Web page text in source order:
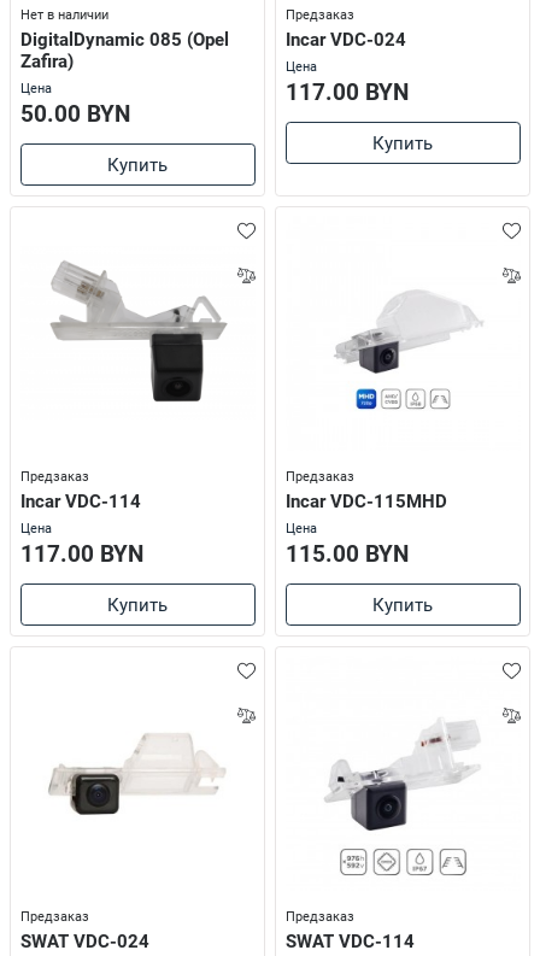
Нет в наличии
DigitalDynamic 085 (Opel
Zafira)
Цена
50.00 BYN
Купить
Предзаказ
Incar VDC-024
Цена
117.00 BYN
Купить
Предзаказ
Incar VDC-114
Цена
117.00 BYN
Купить
Предзаказ
Incar VDC-115MHD
Цена
115.00 BYN
Купить
Предзаказ
SWAT VDC-024
Предзаказ
SWAT VDC-114